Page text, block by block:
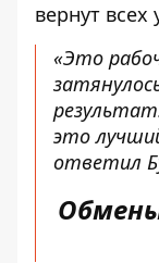
вернут всех
«Это
это
ответил